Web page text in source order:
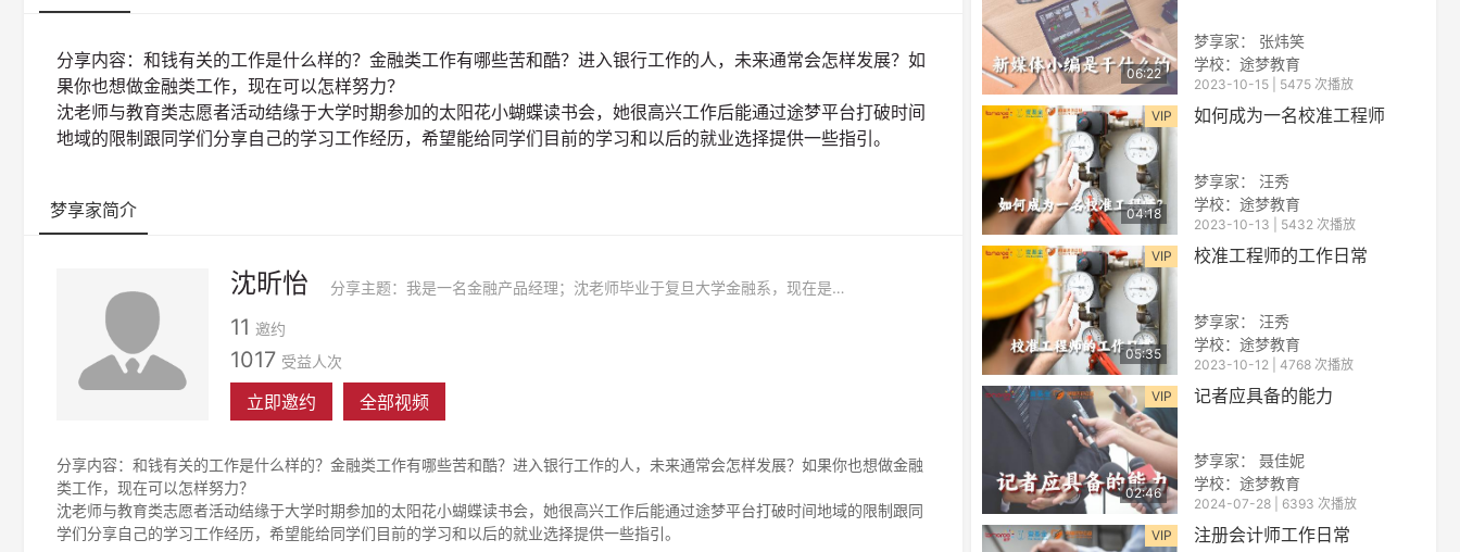
分享内容：和钱有关的工作是什么样的？金融类工作有哪些苦和酷？进入银行工作的人，未来通常会怎样发展？如
果你也想做金融类工作，现在可以怎样努力？
沈老师与教育类志愿者活动结缘于大学时期参加的太阳花小蝴蝶读书会，她很高兴工作后能通过途梦平台打破时间
地域的限制跟同学们分享自己的学习工作经历，希望能给同学们目前的学习和以后的就业选择提供一些指引。
梦享家简介
沈昕怡 分享主题：我是一名金融产品经理；沈老师毕业于复旦大学金融系，现在是一名金融产品经理。
11 邀约
1017 受益人次
立即邀约 全部视频
分享内容：和钱有关的工作是什么样的？金融类工作有哪些苦和酷？进入银行工作的人，未来通常会怎样发展？如果你也想做金融
类工作，现在可以怎样努力？
沈老师与教育类志愿者活动结缘于大学时期参加的太阳花小蝴蝶读书会，她很高兴工作后能通过途梦平台打破时间地域的限制跟同
学们分享自己的学习工作经历，希望能给同学们目前的学习和以后的就业选择提供一些指引。
06:22
梦享家： 张炜笑
学校：途梦教育
2023-10-15 | 5475 次播放
VIP
04:18
如何成为一名校准工程师
梦享家： 汪秀
学校：途梦教育
2023-10-13 | 5432 次播放
VIP
05:35
校准工程师的工作日常
梦享家： 汪秀
学校：途梦教育
2023-10-12 | 4768 次播放
VIP
02:46
记者应具备的能力
梦享家： 聂佳妮
学校：途梦教育
2024-07-28 | 6393 次播放
VIP
注册会计师工作日常